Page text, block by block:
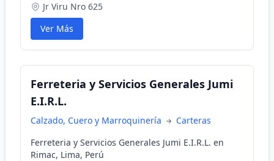
Jr Viru Nro 625
Ver Más
Ferreteria y Servicios Generales Jumi
E.I.R.L.
Calzado, Cuero y Marroquinería
Carteras
Ferreteria y Servicios Generales Jumi E.I.R.L. en
Rimac, Lima, Perú